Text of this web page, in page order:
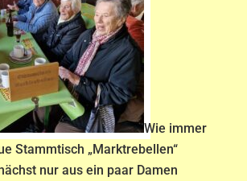
Wie immer
Stammtisch „Marktrebellen“
nur aus ein paar Damen